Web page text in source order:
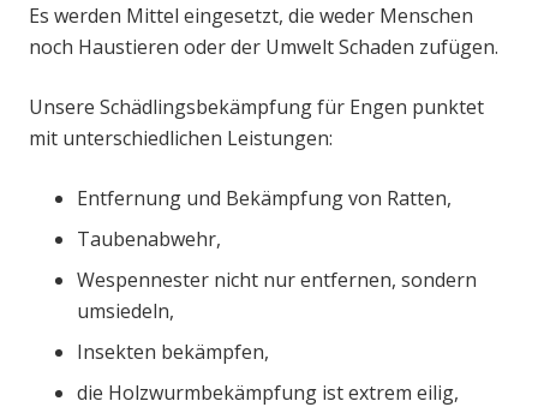
Es werden Mittel eingesetzt, die weder Menschen
noch Haustieren oder der Umwelt Schaden zufügen.
Unsere Schädlingsbekämpfung für Engen punktet
mit unterschiedlichen Leistungen:
Entfernung und Bekämpfung von Ratten,
Taubenabwehr,
Wespennester nicht nur entfernen, sondern
umsiedeln,
Insekten bekämpfen,
die Holzwurmbekämpfung ist extrem eilig,